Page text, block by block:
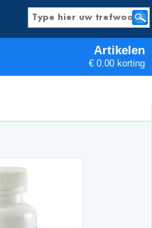
Artikelen
€ 0.00 korting